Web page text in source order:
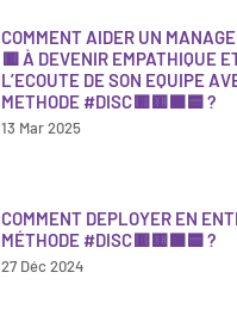
COMMENT AIDER UN
🟥 À DEVENIR EMPATHIQUE
L’ECOUTE DE SON EQUIPE
METHODE #DISC🟥🟨🟩🟦 ?
13 Mar 2025
COMMENT DEPLOYER EN
MÉTHODE #DISC🟥🟨🟩🟦 ?
27 Déc 2024